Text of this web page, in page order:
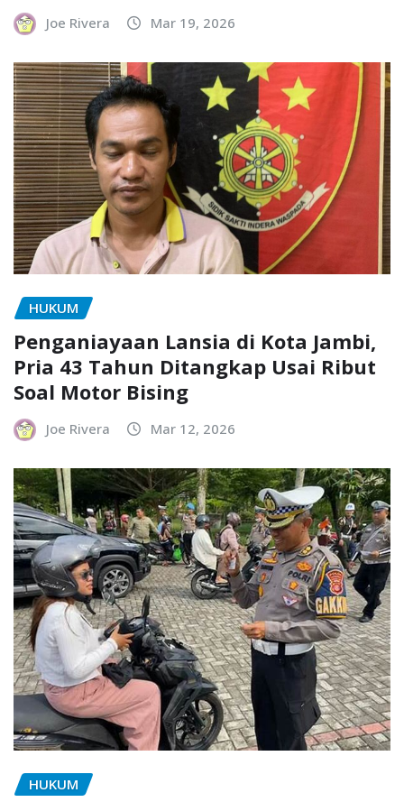
Joe Rivera Mar 19, 2026
HUKUM
Penganiayaan Lansia di Kota Jambi,
Pria 43 Tahun Ditangkap Usai Ribut
Soal Motor Bising
Joe Rivera Mar 12, 2026
HUKUM